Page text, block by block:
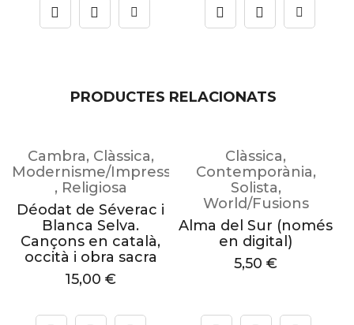
PRODUCTES RELACIONATS
Cambra, Clàssica,
Modernisme/Impressionisme
, Religiosa
Déodat de Séverac i
Blanca Selva.
Cançons en català,
occità i obra sacra
15,00 €
Clàssica,
Contemporània,
Solista,
World/Fusions
Alma del Sur (només
en digital)
5,50 €